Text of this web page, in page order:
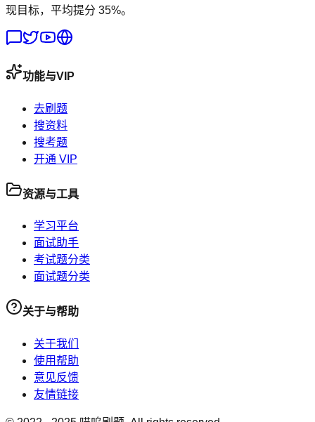
现目标，平均提分 35%。
功能与VIP
去刷题
搜资料
搜考题
开通 VIP
资源与工具
学习平台
面试助手
考试题分类
面试题分类
关于与帮助
关于我们
使用帮助
意见反馈
友情链接